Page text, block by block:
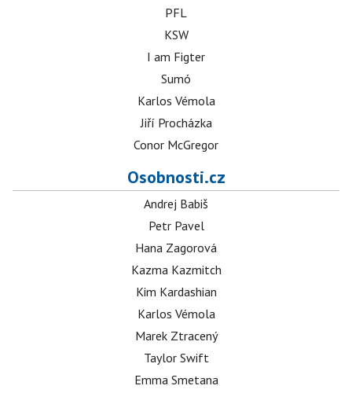
PFL
KSW
I am Figter
Sumó
Karlos Vémola
Jiří Procházka
Conor McGregor
Osobnosti.cz
Andrej Babiš
Petr Pavel
Hana Zagorová
Kazma Kazmitch
Kim Kardashian
Karlos Vémola
Marek Ztracený
Taylor Swift
Emma Smetana